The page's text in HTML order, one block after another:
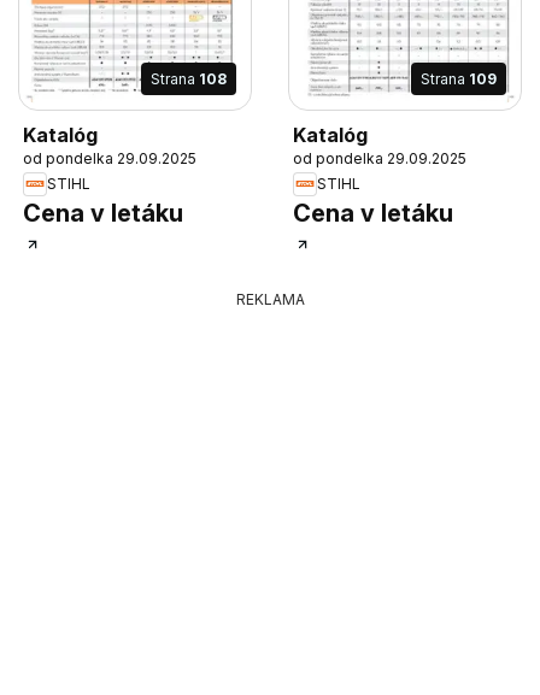
Strana 108
Katalóg
od pondelka 29.09.2025
STIHL
Cena v letáku
Strana 109
Katalóg
od pondelka 29.09.2025
STIHL
Cena v letáku
REKLAMA